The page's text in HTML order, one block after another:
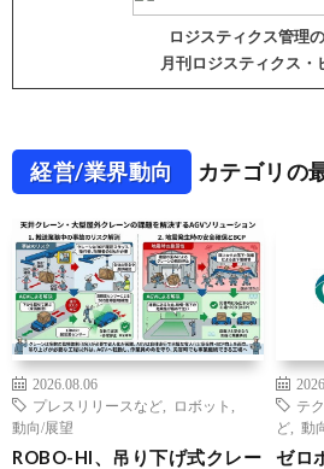
ロジスティクス管理
月刊ロジスティクス・
経営/業界動向 カテゴリの
2026.08.06
プレスリリースなど
ロボット
動向/展望
ROBO-HI、吊り下げ式クレー
テ
ど
動
ゼロ